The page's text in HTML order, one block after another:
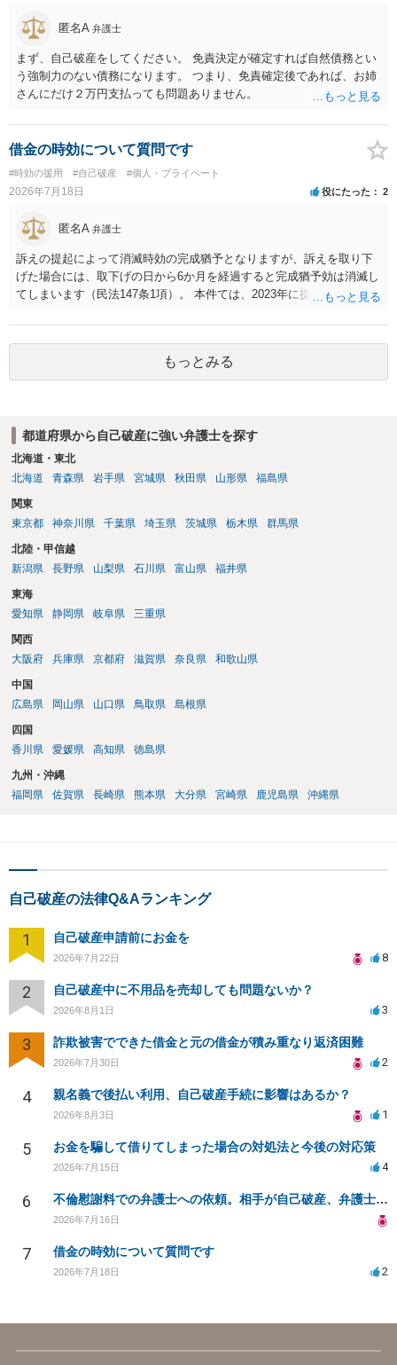
匿名A 弁護士
まず、自己破産をしてください。 免責決定が確定すれば自然債務とい
う強制力のない債務になります。 つまり、免責確定後であれば、お姉
さんにだけ２万円支払っても問題ありません。
借金の時効について質問です
#時効の援用 #自己破産 #個人・プライベート
2026年7月18日 役にたった 2
匿名A 弁護士
訴えの提起によって消滅時効の完成猶予となりますが、訴えを取り下
げた場合には、取下げの日から6か月を経過すると完成猶予効は消滅し
てしまいます（民法147条1項）。 本件ては、2023年に提訴された債権
権者については取下げ日から6か月以内に再提訴しなければやはり時効
は更新しないことになります。ただし、消滅時効の起算点は、不払い
日ではなく期限の利益喪失日（通常は所定の分割の支払期日から1～2
か月程度経過しても支払いがなければ一括返済可能という契約になっ
もっとみる
都道府県から自己破産に強い弁護士を探す
北海道・東北
北海道
青森県 岩手県 宮城県 秋田県 山形県 福島県
関東
東京都
神奈川県 千葉県 埼玉県 茨城県 栃木県 群馬県
北陸・甲信越
新潟県
長野県 山梨県 石川県 富山県 福井県
東海
愛知県
静岡県 岐阜県 三重県
関西
大阪府
兵庫県 京都府 滋賀県 奈良県 和歌山県
中国
広島県
岡山県 山口県 鳥取県 島根県
四国
香川県
愛媛県 高知県 徳島県
九州・沖縄
福岡県
佐賀県 長崎県 熊本県 大分県 宮崎県 鹿児島県 沖縄県
自己破産の法律Q&Aランキング
1 自己破産申請前にお金を
2026年7月22日 8
2 自己破産中に不用品を売却しても問題ないか？
2026年8月1日 3
3 詐欺被害でできた借金と元の借金が積み重なり返済困難
2026年7月30日 2
4 親名義で後払い利用、自己破産手続に影響はあるか？
2026年8月3日 1
5 お金を騙して借りてしまった場合の対処法と今後の対応策
2026年7月15日 4
6 不倫慰謝料での弁護士への依頼。相手が自己破産、弁護士との契約範囲は？
2026年7月16日
7 借金の時効について質問です
2026年7月18日 2